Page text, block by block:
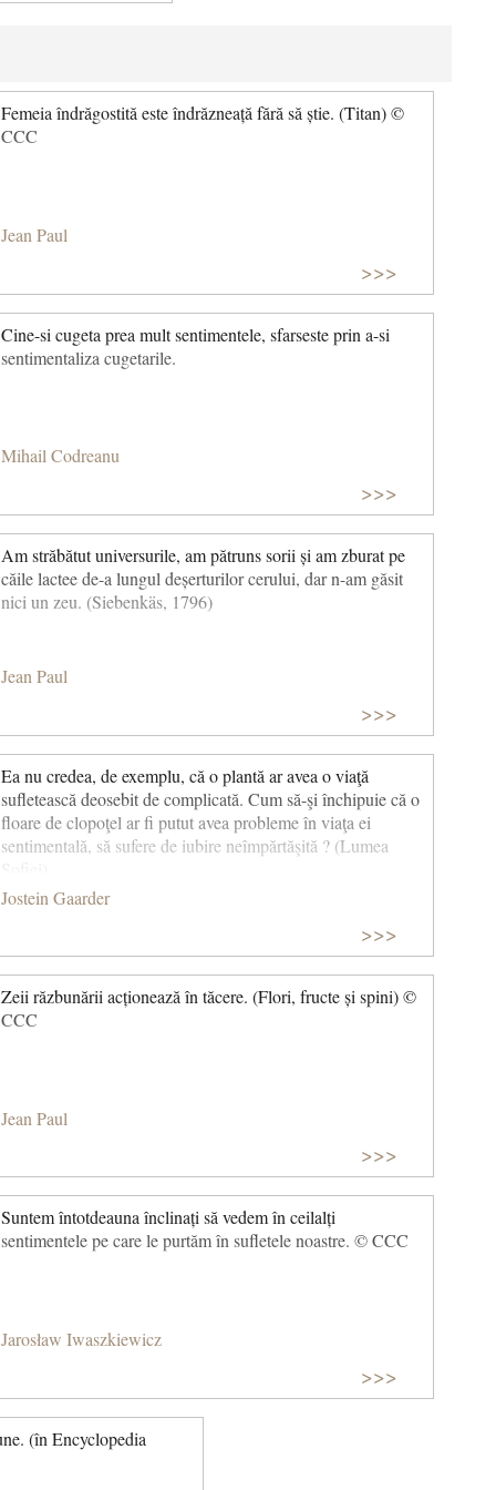
Femeia îndrăgostită este îndrăzneață fără să știe. (Titan) ©
CCC
Jean Paul
>>>
Cine-si cugeta prea mult sentimentele, sfarseste prin a-si
sentimentaliza cugetarile.
Mihail Codreanu
>>>
Am străbătut universurile, am pătruns sorii și am zburat pe
căile lactee de-a lungul deșerturilor cerului, dar n-am găsit
nici un zeu. (Siebenkäs, 1796)
Jean Paul
>>>
Ea nu credea, de exemplu, că o plantă ar avea o viaţă
sufletească deosebit de complicată. Cum să-şi închipuie că o
floare de clopoţel ar fi putut avea probleme în viaţa ei
sentimentală, să sufere de iubire neîmpărtăşită ? (Lumea
Jostein Gaarder
>>>
Zeii răzbunării acționează în tăcere. (Flori, fructe și spini) ©
CCC
Jean Paul
>>>
Suntem întotdeauna înclinați să vedem în ceilalți
sentimentele pe care le purtăm în sufletele noastre. © CCC
Jarosław Iwaszkiewicz
>>>
(în Encyclopedia